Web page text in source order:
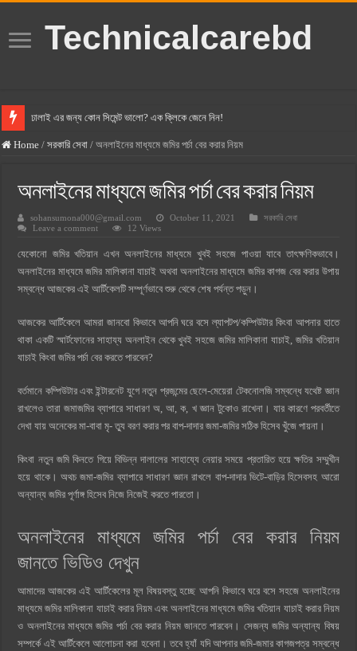
Technicalcarebd
ঢালাই এর জন্য কোন সিমেন্ট ভালো? এক ক্লিকে জেনে নিন!
বসুন্ধরা সিমেন্ট এর দাম ২০২৫
হোলসিম সিমেন্ট দাম ২০২৫
সুপারক্রিট সিমেন্ট দাম ২০২৫
ওয়ালটন মোবাইল কিস্তিতে কেনার নিয়ম ২০২৫
ওয়ালটন টিভি কিস্তিতে কেনার নিয়ম ২০২৫
গ্রামে লাভজনক ব্যবসা ২০২৫ ও গ্রামের বাজারে ব্যবসার আইডিয়া
জেনে নিন, বর্তমানে মোবাইল ঘড়ি দাম কত ২০২৫
Home / সরকারি সেবা / অনলাইনের মাধ্যমে জমির পর্চা বের করার নিয়ম
অনলাইনের মাধ্যমে জমির পর্চা বের করার নিয়ম
sohansumona000@gmail.com October 11, 2021
সরকারি সেবা
Leave a comment
12 Views
যেকোনো জমির খতিয়ান এখন অনলাইনের মাধ্যমে খুবই সহজে পাওয়া যাবে তাৎক্ষণিকভাবে।
অনলাইনের মাধ্যমে জমির মালিকানা যাচাই অথবা অনলাইনের মাধ্যমে জমির কাগজ বের করার উপায়
সম্বন্ধে আজকের এই আর্টিকেলটি সম্পূর্ণভাবে শুরু থেকে শেষ পর্যন্ত পড়ুন।
আজকের আর্টিকেলে আমরা জানবো কিভাবে আপনি ঘরে বসে ল্যাপটপ/কম্পিউটার কিংবা আপনার হাতে
থাকা একটি স্মার্টফোনের সাহায্য অনলাইন থেকে খুবই সহজে জমির মালিকানা যাচাই, জমির খতিয়ান
যাচাই কিংবা জমির পর্চা বের করতে পারবেন?
বর্তমানে কম্পিউটার এবং ইন্টারনেট যুগে নতুন প্রজন্মের ছেলে-মেয়েরা টেকনোলজি সম্বন্ধে যথেষ্ট জ্ঞান
রাখলেও তারা জমাজমির ব্যাপারে সাধারণ অ, আ, ক, খ জ্ঞান টুকোও রাখেনা। যার কারণে পরবর্তীতে
দেখা যায় অনেকের মা-বাবা মৃ- ত্যু বরণ করার পর বাপ-দাদার জমা-জমির সঠিক হিসেব খুঁজে পায়না।
কিংবা নতুন জমি কিনতে গিয়ে বিভিন্ন দালালের সাহায্যে নেয়ার সময়ে প্রতারিত হয়ে ক্ষতির সম্মুখীন
হয়ে থাকে। অথচ জমা-জমির ব্যাপারে সাধারণ জ্ঞান রাখলে বাপ-দাদার ভিটে-বাড়ির হিসেবসহ আরো
অন্যান্য জমির পূর্ণাঙ্গ হিসেব নিজে নিজেই করতে পারতো।
অনলাইনের মাধ্যমে জমির পর্চা বের করার নিয়ম
জানতে ভিডিও দেখুন
আমাদের আজকের এই আর্টিকেলের মূল বিষয়বস্তু হচ্ছে আপনি কিভাবে ঘরে বসে সহজে অনলাইনের
মাধ্যমে জমির মালিকানা যাচাই করার নিয়ম এবং অনলাইনের মাধ্যমে জমির খতিয়ান যাচাই করার নিয়ম
ও অনলাইনের মাধ্যমে জমির পর্চা বের করার নিয়ম জানতে পারবেন। সেজন্য জমির অন্যান্য বিষয়
সম্পর্কে এই আর্টিকেলে আলোচনা করা হবেনা। তবে হ্যাঁ যদি আপনার জমি-জমার কাগজপত্র সম্বন্ধে